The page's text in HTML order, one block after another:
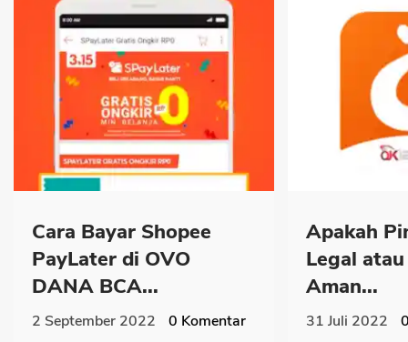
Cara Bayar Shopee
PayLater di OVO
DANA BCA...
2 September 2022 0 Komentar
Apakah
Legal
Aman...
31 Juli 2022